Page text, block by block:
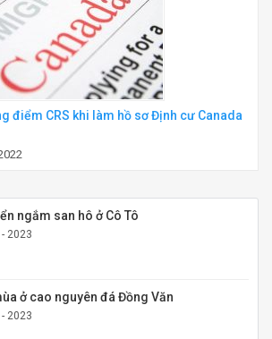
điểm CRS khi làm hồ sơ Định cư Canada
ngắm san hô ở Cô Tô
2023
ở cao nguyên đá Đồng Văn
2023